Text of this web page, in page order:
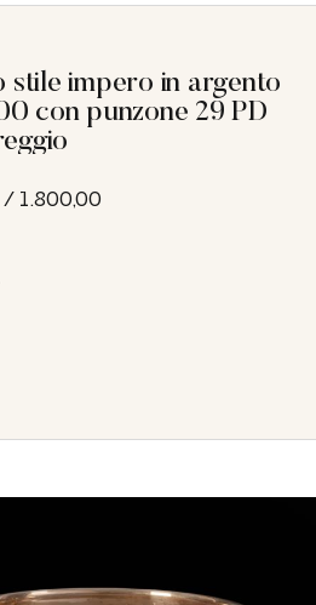
stile impero in argento
con punzone 29 PD
1.800,00